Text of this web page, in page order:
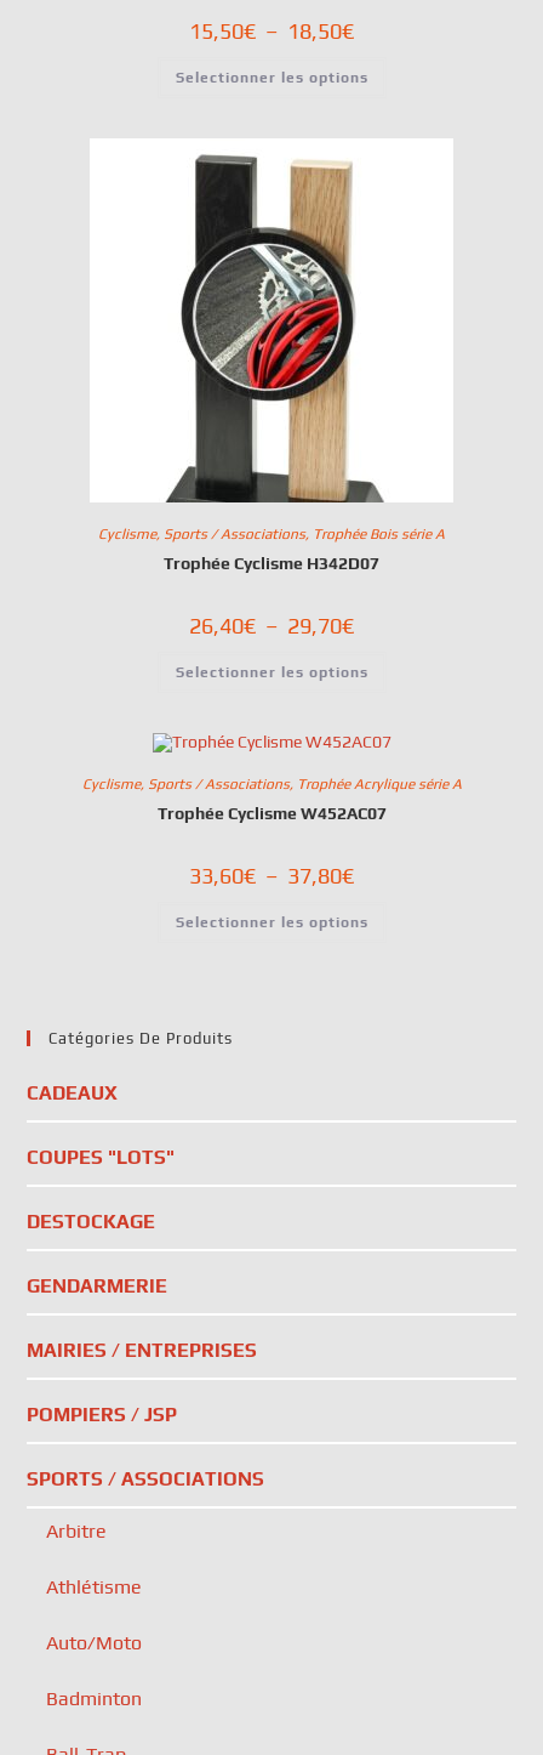
15,50€ – 18,50€
Selectionner les options
Cyclisme, Sports / Associations, Trophée Bois série A
Trophée Cyclisme H342D07
26,40€ – 29,70€
Selectionner les options
Cyclisme, Sports / Associations, Trophée Acrylique série A
Trophée Cyclisme W452AC07
33,60€ – 37,80€
Selectionner les options
Catégories De Produits
CADEAUX
COUPES "LOTS"
DESTOCKAGE
GENDARMERIE
MAIRIES / ENTREPRISES
POMPIERS / JSP
SPORTS / ASSOCIATIONS
Arbitre
Athlétisme
Auto/Moto
Badminton